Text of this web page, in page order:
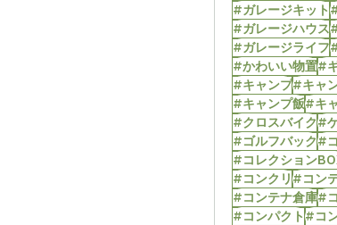
#ガレージキット
#ガレージハウス
#ガレージライフ
#かわいい物置#
#キャンプ#キャ
#キャンプ飯#キ
#クロスバイク#
#ゴルフバック#
#コレクション
#コンクリ#コン
#コンテナ倉庫#
#コンパクト#コ